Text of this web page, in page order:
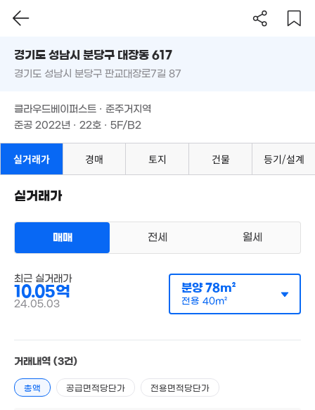
월 166만
128m²
5.27억
4.2억
매매 10억 511만원
전용40m²
6.19억
필터 매물 탐색
경기도 성남시 분당구 대장동 617
준공 2022년 · 22호 · 5F/B2
경기도 성남시 분당구 대장동 617
경기도 성남시 분당구 판교대장로7길 87
클라우드베이퍼스트 · 준주거지역
준공 2022년 · 22호 · 5F/B2
실거래가 경매 토지 건물 등기/설계
실거래가
매매 전세 월세
최근 실거래가
10.05억
24.05.03
분양78m²
전용 40m²
거래내역 (3건)
총액 공급면적당단가 전용면적당단가